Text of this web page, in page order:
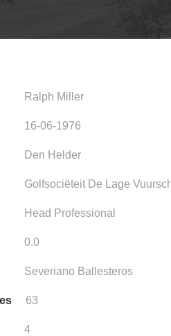
Ralph Miller
16-06-1976
Den Helder
Golfsociëteit De Lage
Head Professional
0.0
Severiano Ballesteros
63
4